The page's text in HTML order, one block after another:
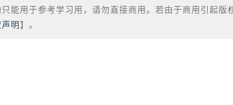
能用于参考学习用，请勿直接商用。若由于商用引起版
明 】。